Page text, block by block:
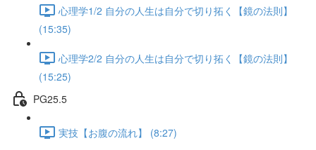
心理学1/2 自分の人生は自分で切り拓く【鏡の法則】
(15:35)
心理学2/2 自分の人生は自分で切り拓く【鏡の法則】
(15:25)
PG25.5
実技【お腹の流れ】 (8:27)